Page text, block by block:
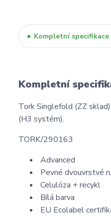
Kompletní specifikace
Kompletní
Tork Singlefold (ZZ
(H3 systém).
TORK/290163
Advanced
Pevné dvouvrstvé
Celulóza + recykl
Bílá barva
EU Ecolabel